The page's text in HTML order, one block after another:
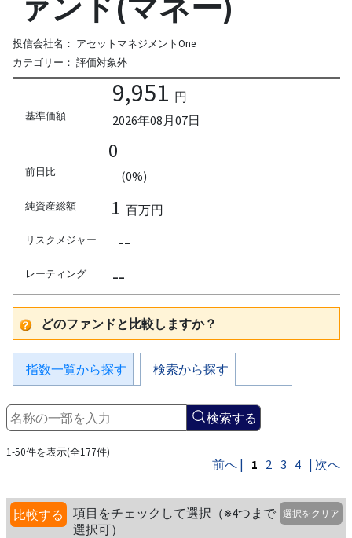
投信会社名： アセットマネジメントOne
カテゴリー： 評価対象外
基準価額
9,951 円
2026年08月07日
前日比
0
(0%)
純資産総額 1 百万円
リスクメジャー --
レーティング --
どのファンドと比較しますか？
指数一覧から探す 検索から探す
検索する
1-50件を表示(全177件)
前へ | 1 2 3 4 | 次へ
比較する
項目をチェックして選択（※4つまで
選択可）
選択をクリア